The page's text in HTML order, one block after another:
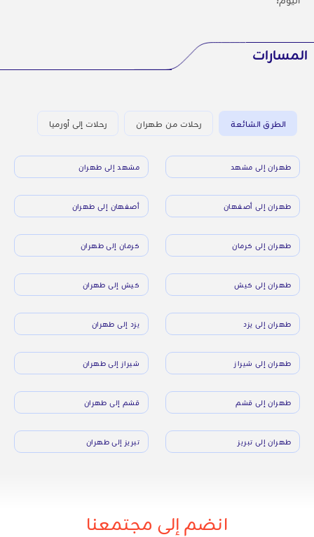
المسارات
الطرق الشائعة رحلات من طهران رحلات إلى أورميا
طهران إلى مشهد مشهد إلى طهران
طهران إلى أصفهان أصفهان إلى طهران
طهران إلى كرمان كرمان إلى طهران
طهران إلى كيش كيش إلى طهران
طهران إلى يزد يزد إلى طهران
طهران إلى شيراز شيراز إلى طهران
طهران إلى قشم قشم إلى طهران
طهران إلى تبريز تبريز إلى طهران
انضم إلى مجتمعنا